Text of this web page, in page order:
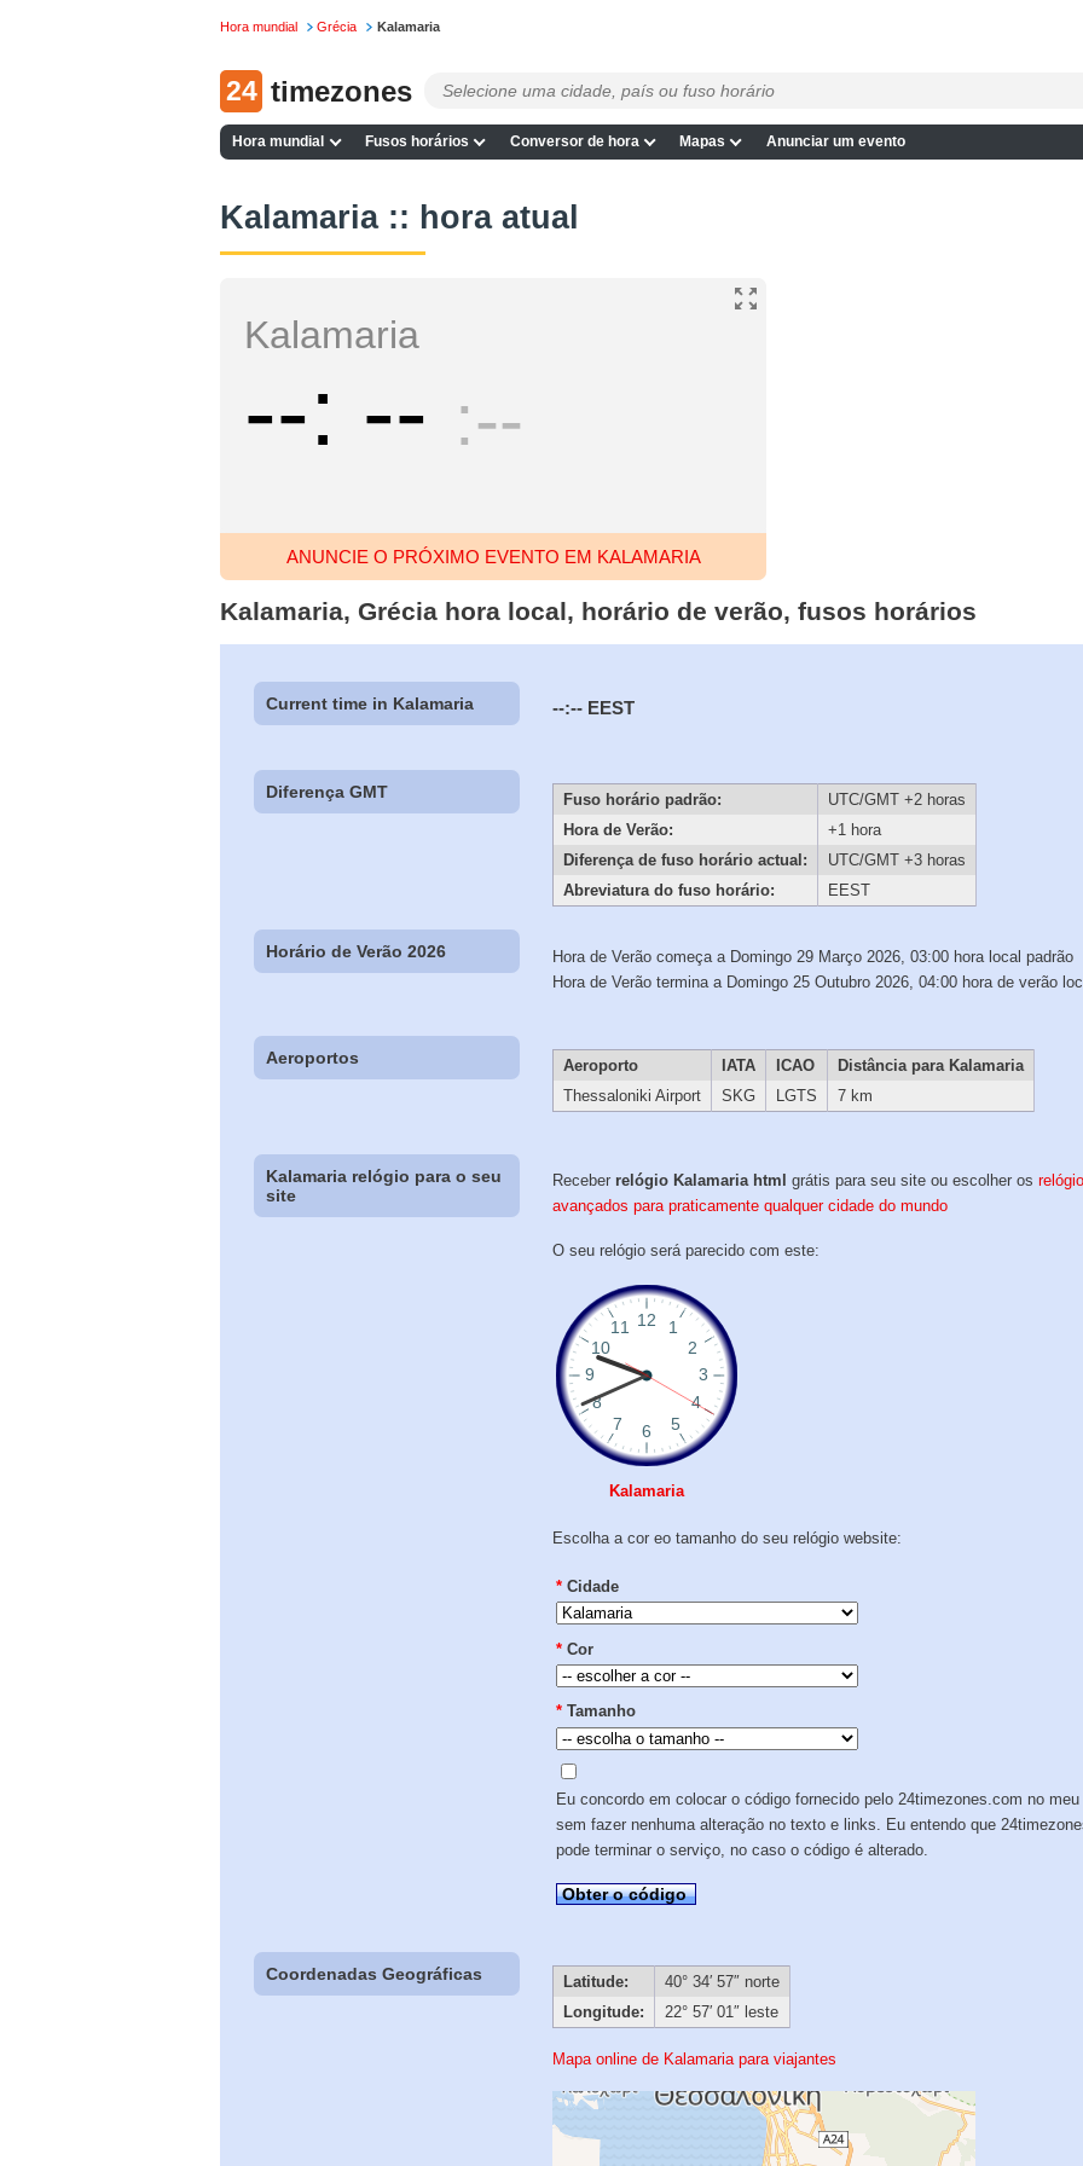
Hora mundial Grécia Kalamaria
24 timezones
Hora mundial Fusos horários Conversor de hora Mapas Anunciar um evento
Kalamaria :: hora atual
Kalamaria
-- -- --
ANUNCIE O PRÓXIMO EVENTO EM KALAMARIA
Kalamaria, Grécia hora local, horário de verão, fusos horários
Current time in Kalamaria --:-- EEST
Diferença GMT Fuso horário padrão:
UTC/GMT +2 horas
Hora de Verão:
+1 hora
Diferença de fuso horário actual:
UTC/GMT +3 horas
Abreviatura do fuso horário:
EEST
Horário de Verão 2026
Hora de Verão começa a Domingo 29 Março 2026, 03:00 hora local padrão
Hora de Verão termina a Domingo 25 Outubro 2026, 04:00 hora de verão
Aeroportos Aeroporto IATA ICAO
Distância para Kalamaria
Thessaloniki Airport
SKG LGTS 7 km
Kalamaria relógio para o seu
site
Receber relógio Kalamaria html grátis para seu site ou escolher os
avançados para praticamente qualquer cidade do mundo
O seu relógio será parecido com este:
Kalamaria
Escolha a cor eo tamanho do seu relógio website:
* Cidade
* Cor
* Tamanho
Eu concordo em colocar o código fornecido pelo 24timezones.com no
sem fazer nenhuma alteração no texto e links. Eu entendo que
pode terminar o serviço, no caso o código é alterado.
Obter o código
Coordenadas Geográficas Latitude:
40° 34′ 57″ norte
Longitude:
22° 57′ 01″ leste
Mapa online de Kalamaria para viajantes